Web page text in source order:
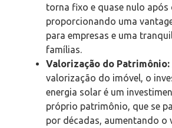
torna fixo e quase nulo após
proporcionando uma
para empresas e uma
famílias.
Valorização do Patrimônio:
valorização do imóvel, o
energia solar é um
próprio patrimônio, que se
por décadas, aumentando o